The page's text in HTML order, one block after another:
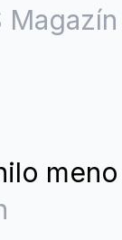
Magazín
meno